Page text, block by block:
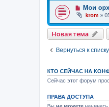
Мои
krom »
Новая тема
Вернуться к
КТО СЕЙЧАС НА
Сейчас этот форум
ПРАВА ДОСТУПА